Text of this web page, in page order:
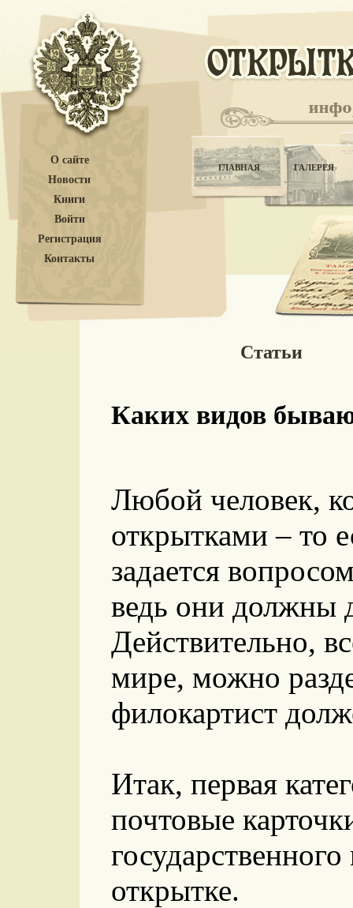
О сайте
Новости
Книги
Войти
Регистрация
Контакты
ГЛАВНАЯ ГАЛЕРЕЯ
Статьи
Каких видов
Любой человек,
открытками – то
задается
ведь они должны
Действительно,
мире, можно
филокартист
Итак, первая
почтовые
открытке.